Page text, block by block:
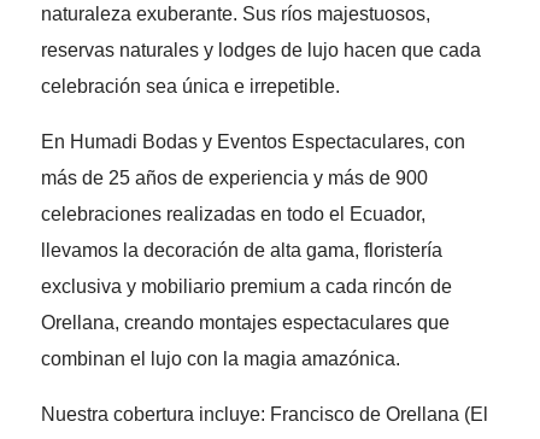
naturaleza exuberante. Sus ríos majestuosos,
reservas naturales y lodges de lujo hacen que cada
celebración sea única e irrepetible.
En Humadi Bodas y Eventos Espectaculares, con
más de 25 años de experiencia y más de 900
celebraciones realizadas en todo el Ecuador,
llevamos la decoración de alta gama, floristería
exclusiva y mobiliario premium a cada rincón de
Orellana, creando montajes espectaculares que
combinan el lujo con la magia amazónica.
Nuestra cobertura incluye: Francisco de Orellana (El